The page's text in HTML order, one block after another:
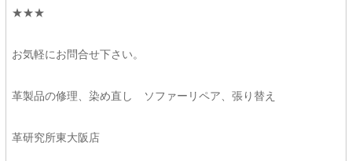
★★★
お気軽にお問合せ下さい。
革製品の修理、染め直し ソファーリペア、張り替え
革研究所東大阪店